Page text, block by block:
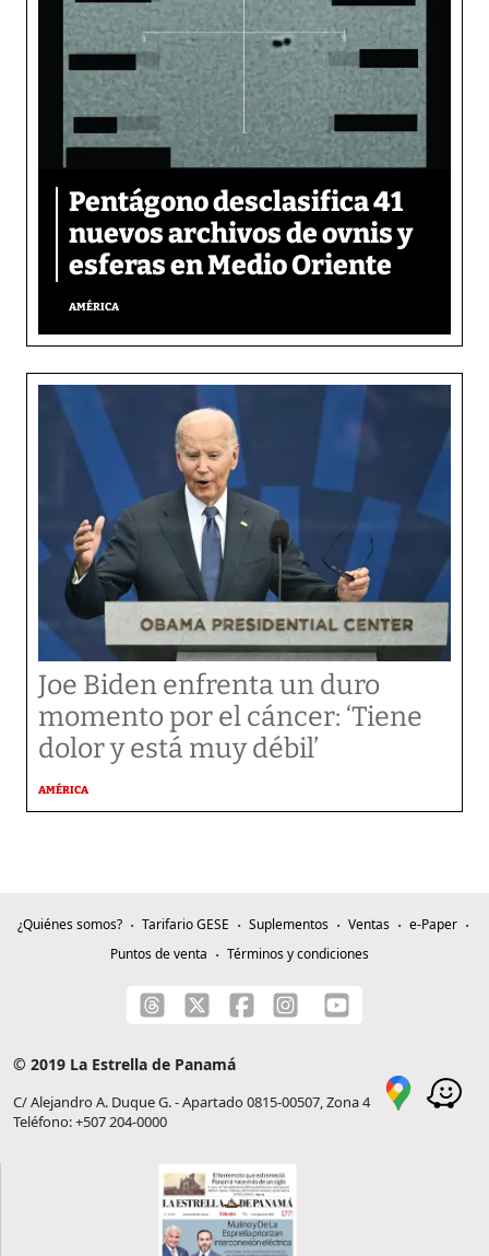
Pentágono desclasifica 41
nuevos archivos de ovnis y
esferas en Medio Oriente
AMÉRICA
Joe Biden enfrenta un duro
momento por el cáncer: ‘Tiene
dolor y está muy débil’
AMÉRICA
¿Quiénes somos? Tarifario GESE Suplementos Ventas
e-Paper
Puntos de venta
Términos y condiciones
© 2019 La Estrella de Panamá
C/ Alejandro A. Duque G. - Apartado 0815-00507, Zona 4
Teléfono: +507 204-0000